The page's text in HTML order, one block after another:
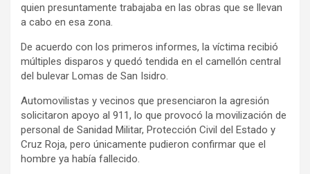
quien presuntamente trabajaba en las obras que se llevan
a cabo en esa zona.
De acuerdo con los primeros informes, la víctima recibió
múltiples disparos y quedó tendida en el camellón central
del bulevar Lomas de San Isidro.
Automovilistas y vecinos que presenciaron la agresión
solicitaron apoyo al 911, lo que provocó la movilización de
personal de Sanidad Militar, Protección Civil del Estado y
Cruz Roja, pero únicamente pudieron confirmar que el
hombre ya había fallecido.